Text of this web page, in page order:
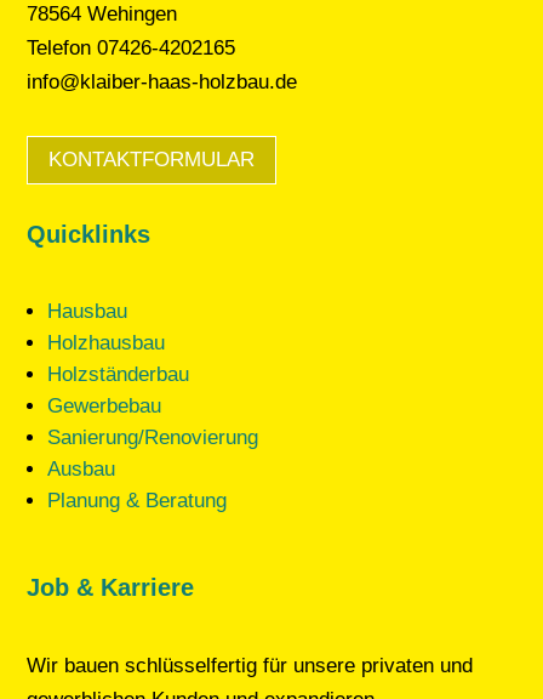
78564 Wehingen
Telefon 07426-4202165
info@klaiber-haas-holzbau.de
KONTAKTFORMULAR
Quicklinks
Hausbau
Holzhausbau
Holzständerbau
Gewerbebau
Sanierung/Renovierung
Ausbau
Planung & Beratung
Job & Karriere
Wir bauen schlüsselfertig für unsere privaten und